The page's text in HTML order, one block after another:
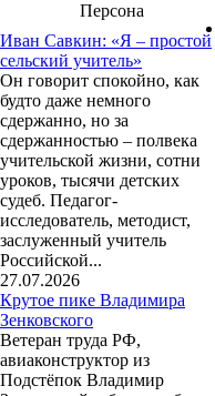
Персона
Иван Савкин: «Я – простой
сельский учитель»
Он говорит спокойно, как
будто даже немного
сдержанно, но за
сдержанностью – полвека
учительской жизни, сотни
уроков, тысячи детских
судеб. Педагог-
исследователь, методист,
заслуженный учитель
Российской...
27.07.2026
Крутое пике Владимира
Зенковского
Ветеран труда РФ,
авиаконструктор из
Подстёпок Владимир